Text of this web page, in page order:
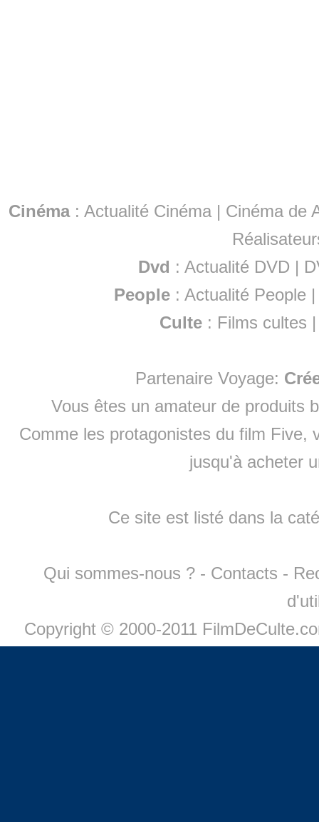
Cinéma: Actualité Cinéma | Cinéma de
Dvd : Actualité DVD |
People :Actualité People
Culte : Films cultes
Partenaire Voyage:
Vous êtes un amateur de produits
Comme les protagonistes du film Five,
jusqu'à acheter
Ce site est listé dans la
Qui sommes-nous ? - Contacts -
Copyright © 2000-2011